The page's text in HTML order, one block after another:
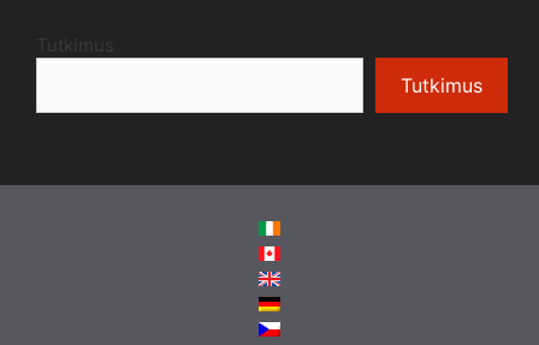
Tutkimus
Tutkimus